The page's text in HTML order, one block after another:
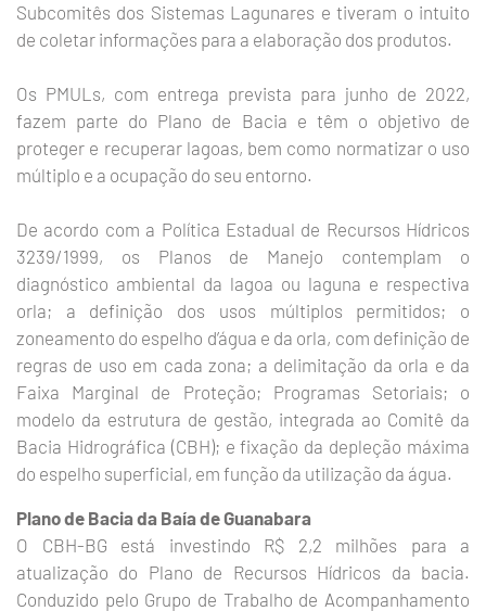
Subcomitês dos Sistemas Lagunares e tiveram o intuito
de coletar informações para a elaboração dos produtos.
Os PMULs, com entrega prevista para junho de 2022,
fazem parte do Plano de Bacia e têm o objetivo de
proteger e recuperar lagoas, bem como normatizar o uso
múltiplo e a ocupação do seu entorno.
De acordo com a Política Estadual de Recursos Hídricos
3239/1999, os Planos de Manejo contemplam o
diagnóstico ambiental da lagoa ou laguna e respectiva
orla; a definição dos usos múltiplos permitidos; o
zoneamento do espelho d’água e da orla, com definição de
regras de uso em cada zona; a delimitação da orla e da
Faixa Marginal de Proteção; Programas Setoriais; o
modelo da estrutura de gestão, integrada ao Comitê da
Bacia Hidrográfica (CBH); e fixação da depleção máxima
do espelho superficial, em função da utilização da água.
Plano de Bacia da Baía de Guanabara
O CBH-BG está investindo R$ 2,2 milhões para a
atualização do Plano de Recursos Hídricos da bacia.
Conduzido pelo Grupo de Trabalho de Acompanhamento